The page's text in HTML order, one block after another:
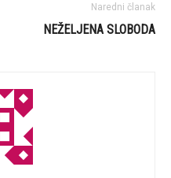
Naredni članak
NEŽELJENA SLOBODA